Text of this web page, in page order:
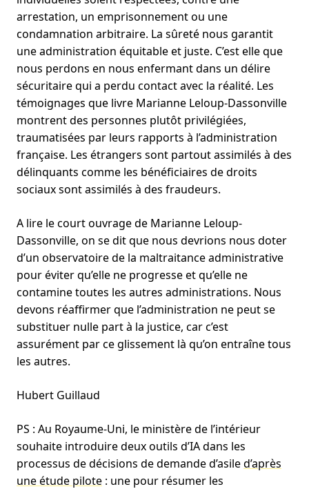
arrestation, un emprisonnement ou une
condamnation arbitraire. La sûreté nous garantit
une administration équitable et juste. C’est elle que
nous perdons en nous enfermant dans un délire
sécuritaire qui a perdu contact avec la réalité. Les
témoignages que livre Marianne Leloup-Dassonville
montrent des personnes plutôt privilégiées,
traumatisées par leurs rapports à l’administration
française. Les étrangers sont partout assimilés à des
délinquants comme les bénéficiaires de droits
sociaux sont assimilés à des fraudeurs.
A lire le court ouvrage de Marianne Leloup-
Dassonville, on se dit que nous devrions nous doter
d’un observatoire de la maltraitance administrative
pour éviter qu’elle ne progresse et qu’elle ne
contamine toutes les autres administrations. Nous
devons réaffirmer que l’administration ne peut se
substituer nulle part à la justice, car c’est
assurément par ce glissement là qu’on entraîne tous
les autres.
Hubert Guillaud
PS : Au Royaume-Uni, le ministère de l’intérieur
souhaite introduire deux outils d’IA dans les
processus de décisions de demande d’asiled’après
une étude pilote : une pour résumer les